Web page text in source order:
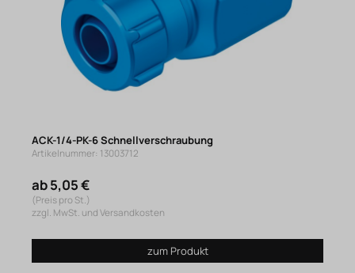
ACK-1/4-PK-6 Schnellverschraubung
Artikelnummer: 13003712
ab 5,05 €
(Preis pro St.)
zzgl. MwSt. und Versandkosten
zum Produkt